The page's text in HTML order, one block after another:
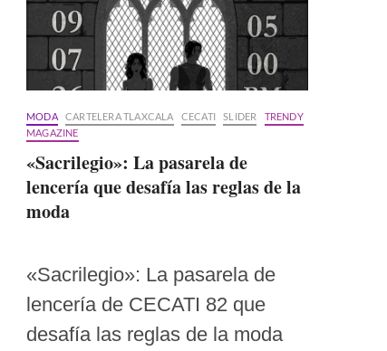
MODA CARTELERA TLAXCALA CECATI SLIDER
TRENDY
MAGAZINE
«Sacrilegio»: La pasarela de
lencería que desafía las reglas de la
moda
«Sacrilegio»: La pasarela de
lencería de CECATI 82 que
desafía las reglas de la moda